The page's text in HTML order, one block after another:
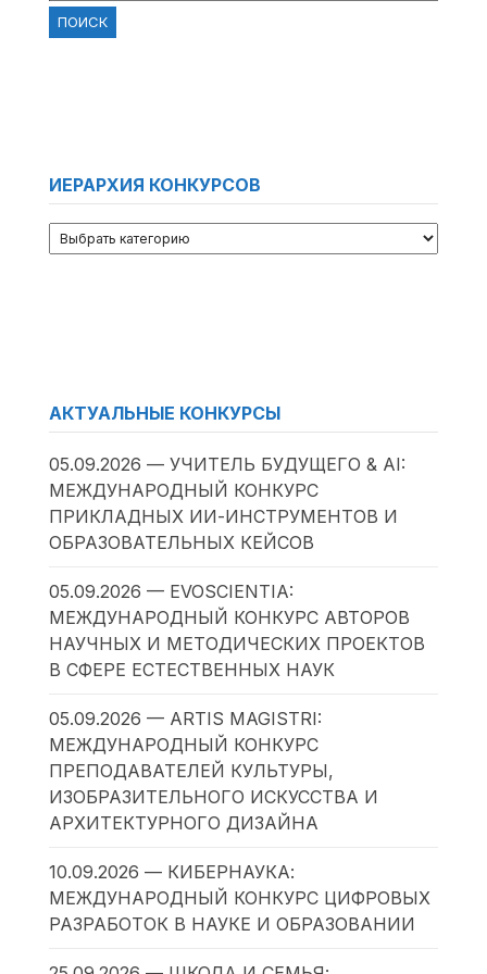
ИЕРАРХИЯ КОНКУРСОВ
АКТУАЛЬНЫЕ КОНКУРСЫ
05.09.2026 — УЧИТЕЛЬ БУДУЩЕГО & AI:
МЕЖДУНАРОДНЫЙ КОНКУРС
ПРИКЛАДНЫХ ИИ-ИНСТРУМЕНТОВ И
ОБРАЗОВАТЕЛЬНЫХ КЕЙСОВ
05.09.2026 — EVOSCIENTIA:
МЕЖДУНАРОДНЫЙ КОНКУРС АВТОРОВ
НАУЧНЫХ И МЕТОДИЧЕСКИХ ПРОЕКТОВ
В СФЕРЕ ЕСТЕСТВЕННЫХ НАУК
05.09.2026 — ARTIS MAGISTRI:
МЕЖДУНАРОДНЫЙ КОНКУРС
ПРЕПОДАВАТЕЛЕЙ КУЛЬТУРЫ,
ИЗОБРАЗИТЕЛЬНОГО ИСКУССТВА И
АРХИТЕКТУРНОГО ДИЗАЙНА
10.09.2026 — КИБЕРНАУКА:
МЕЖДУНАРОДНЫЙ КОНКУРС ЦИФРОВЫХ
РАЗРАБОТОК В НАУКЕ И ОБРАЗОВАНИИ